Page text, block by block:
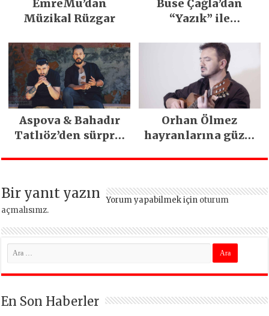
EmreMu’dan
Müzikal Rüzgar
Buse Çağla’dan
“Yazık” ile
Aspova & Bahadır
Tatlıöz’den sürpriz
Orhan Ölmez
hayranlarına güzel
Bir yanıt yazın Yorum yapabilmek için oturum
açmalısınız.
En Son Haberler